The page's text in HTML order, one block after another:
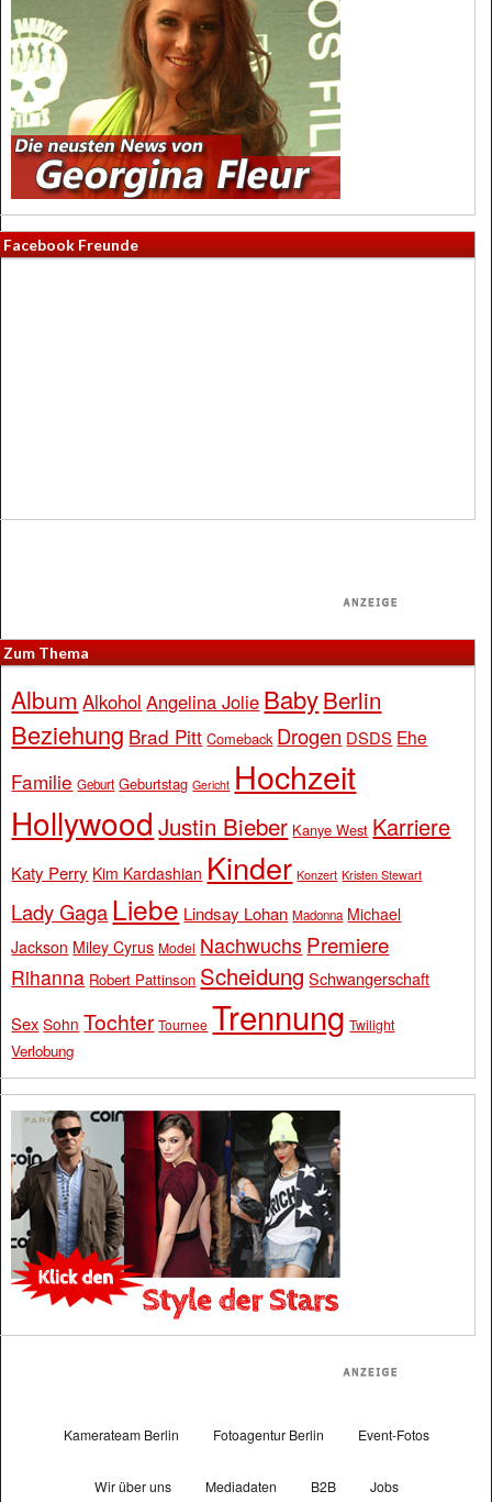
Facebook Freunde
Zum Thema
Album Alkohol Angelina Jolie BabyBerlin
Beziehung Brad Pitt Comeback Drogen DSDS Ehe
Familie Geburt Geburtstag Gericht Hochzeit
Hollywood Justin Bieber Kanye West Karriere
Katy Perry Kim Kardashian Kinder Konzert Kristen Stewart
Lady Gaga Liebe Lindsay Lohan Madonna Michael
Jackson Miley Cyrus Model Nachwuchs Premiere
Rihanna Robert Pattinson Scheidung Schwangerschaft
Sex Sohn Tochter Tournee Trennung Twilight
Verlobung
Kamerateam Berlin Fotoagentur Berlin Event-Fotos
Wir über uns Mediadaten B2B Jobs